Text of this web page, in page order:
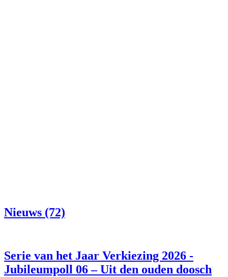
Nieuws (72)
Serie van het Jaar Verkiezing 2026 -
Jubileumpoll 06 – Uit den ouden doosch